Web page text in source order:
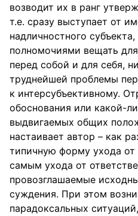
возводит их в ранг
т.е. сразу выступает от
надличностного
полномочиями вещать
перед собой и для себя,
труднейшей проблемы
к интерсубъективному.
обоснования или какой-
выдвигаемых общих
настаивает автор – как
типичную форму ухода
самым ухода от
провозглашаемые
суждения. При этом
парадоксальных